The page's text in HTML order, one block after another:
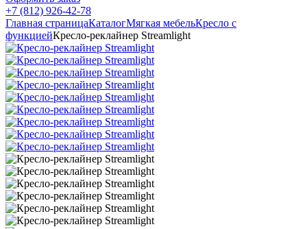
+7 (812) 926-42-78
Главная страницаКаталогМягкая мебельКресло с
функциейКресло-реклайнер Streamlight